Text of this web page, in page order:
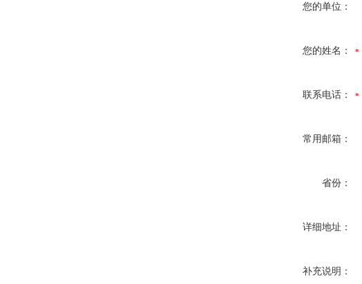
您的单位：
您的姓名：
联系电话：
常用邮箱：
省份：
详细地址：
补充说明：